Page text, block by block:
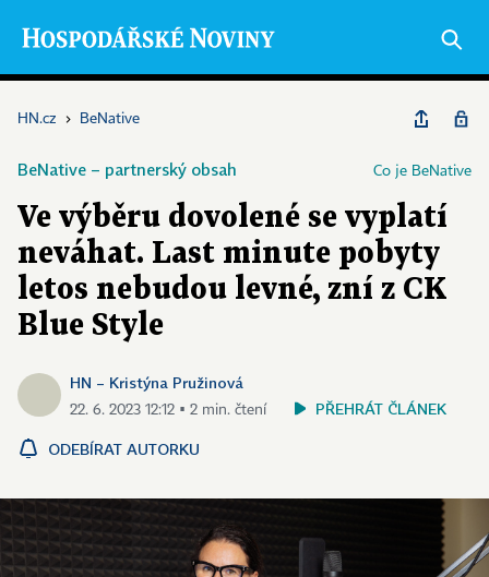
HN.cz › BeNative
BeNative – partnerský obsah Co je BeNative
Ve výběru dovolené se vyplatí
neváhat. Last minute pobyty
letos nebudou levné, zní z CK
Blue Style
HN – Kristýna Pružinová
22. 6. 2023 12:12 ▪ 2 min. čtení PŘEHRÁT ČLÁNEK
ODEBÍRAT AUTORKU